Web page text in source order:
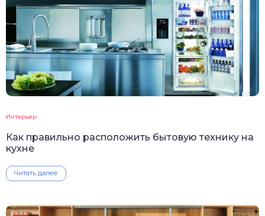
Интерьер
Как правильно расположить бытовую технику на
кухне
Читать далее